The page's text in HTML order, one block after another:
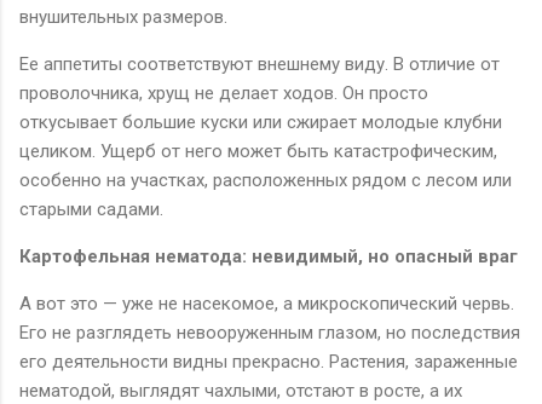
внушительных размеров.
Ее аппетиты соответствуют внешнему виду. В отличие от
проволочника, хрущ не делает ходов. Он просто
откусывает большие куски или сжирает молодые клубни
целиком. Ущерб от него может быть катастрофическим,
особенно на участках, расположенных рядом с лесом или
старыми садами.
Картофельная нематода: невидимый, но опасный враг
А вот это — уже не насекомое, а микроскопический червь.
Его не разглядеть невооруженным глазом, но последствия
его деятельности видны прекрасно. Растения, зараженные
нематодой, выглядят чахлыми, отстают в росте, а их